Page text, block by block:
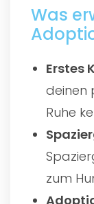
Was
Erstes
deinen
Ruhe
zum